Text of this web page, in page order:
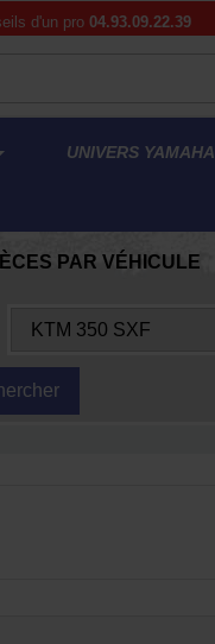
d'un pro 04.93.09.22.39
UNIVERS YAMAHA
PAR VÉHICULE